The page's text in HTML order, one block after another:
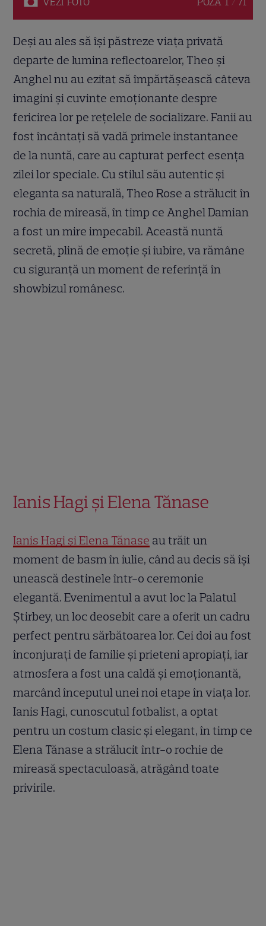
Deși au ales să își păstreze viața privată
departe de lumina reflectoarelor, Theo și
Anghel nu au ezitat să împărtășească câteva
imagini și cuvinte emoționante despre
fericirea lor pe rețelele de socializare. Fanii au
fost încântați să vadă primele instantanee
de la nuntă, care au capturat perfect esența
zilei lor speciale. Cu stilul său autentic și
eleganta sa naturală, Theo Rose a strălucit în
rochia de mireasă, în timp ce Anghel Damian
a fost un mire impecabil. Această nuntă
secretă, plină de emoție și iubire, va rămâne
cu siguranță un moment de referință în
showbizul românesc.
Ianis Hagi și Elena Tănase
Ianis Hagi și Elena Tănase au trăit un
moment de basm în iulie, când au decis să își
unească destinele într-o ceremonie
elegantă. Evenimentul a avut loc la Palatul
Știrbey, un loc deosebit care a oferit un cadru
perfect pentru sărbătoarea lor. Cei doi au fost
înconjurați de familie și prieteni apropiați, iar
atmosfera a fost una caldă și emoționantă,
marcând începutul unei noi etape în viața lor.
Ianis Hagi, cunoscutul fotbalist, a optat
pentru un costum clasic și elegant, în timp ce
Elena Tănase a strălucit într-o rochie de
mireasă spectaculoasă, atrăgând toate
privirile.